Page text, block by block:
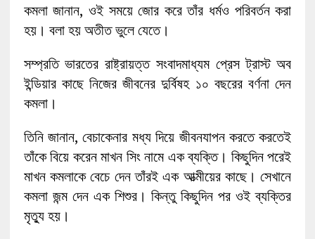
কমলা জানান, ওই সময়ে জোর করে তাঁর ধর্মও পরিবর্তন করা
হয়। বলা হয় অতীত ভুলে যেতে।
সম্প্রতি ভারতের রাষ্ট্রায়ত্ত সংবাদমাধ্যম প্রেস ট্রাস্ট অব
ইন্ডিয়ার কাছে নিজের জীবনের দুর্বিষহ ১০ বছরের বর্ণনা দেন
কমলা।
তিনি জানান, বেচাকেনার মধ্য দিয়ে জীবনযাপন করতে করতেই
তাঁকে বিয়ে করেন মাখন সিং নামে এক ব্যক্তি। কিছুদিন পরেই
মাখন কমলাকে বেচে দেন তাঁরই এক আত্মীয়ের কাছে। সেখানে
কমলা জন্ম দেন এক শিশুর। কিন্তু কিছুদিন পর ওই ব্যক্তির
মৃত্যু হয়।